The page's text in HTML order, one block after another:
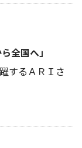
全国へ」
するＡＲＩさ